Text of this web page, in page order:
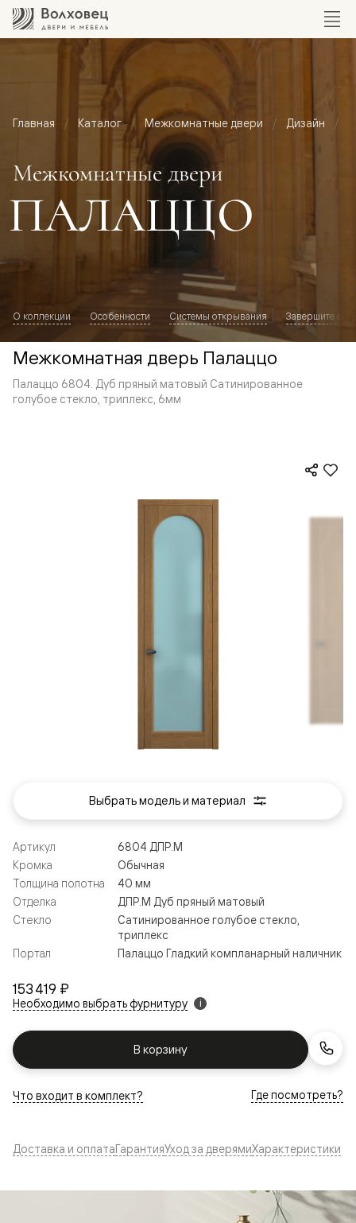
Главная Каталог Межкомнатные двери Дизайн
Межкомнатные двери
ПАЛАЦЦО
О коллекции Особенности Системы открывания Завершите
Межкомнатная дверь Палаццо
Палаццо 6804. Дуб пряный матовый Сатинированное
голубое стекло, триплекс, 6мм
153 419 ₽
Необходимо выбрать фурнитуру i
В корзину
Артикул
6804 ДПР.М
Кромка
Обычная
Толщина полотна
40 мм
Отделка
ДПР.М Дуб пряный матовый
Стекло
Сатинированное голубое стекло,
триплекс
Портал
Палаццо Гладкий компланарный наличник
Что входит в комплект? Где посмотреть?
Выбрать модель и материал
Доставка и оплатаГарантияУход за дверямиХарактеристики